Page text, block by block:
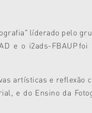
líderado pelo
e o i2ads-FBAUP foi
artísticas e reflexão
e do Ensino da